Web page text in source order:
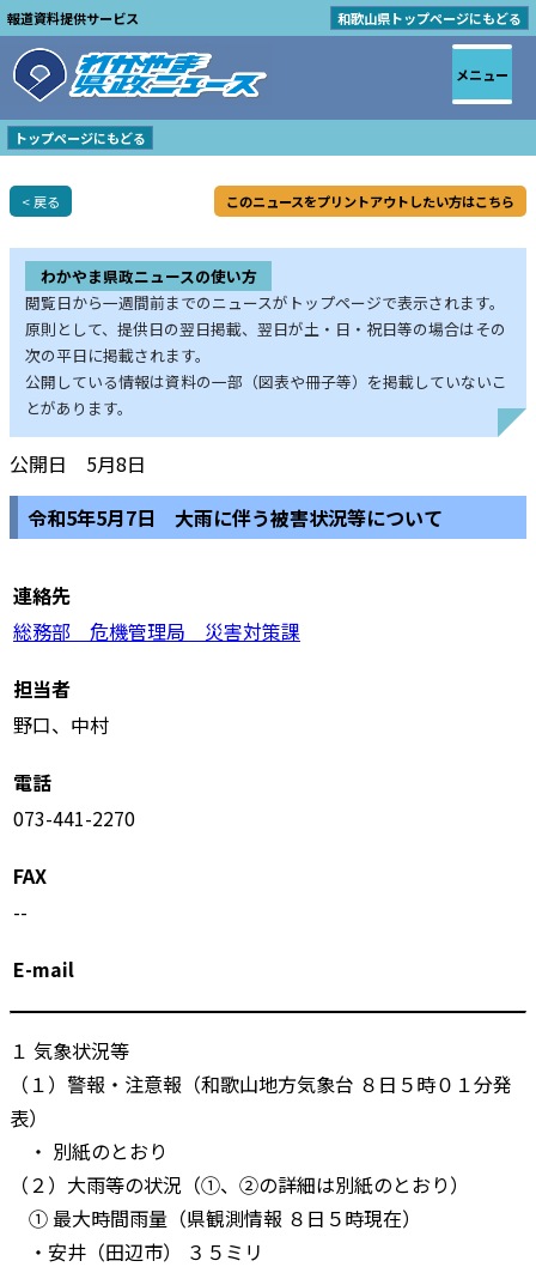
報道資料提供サービス 和歌山県トップページにもどる
トップページにもどる
< 戻る このニュースをプリントアウトしたい方はこちら
わかやま県政ニュースの使い方
閲覧日から一週間前までのニュースがトップページで表示されます。
原則として、提供日の翌日掲載、翌日が土・日・祝日等の場合はその
次の平日に掲載されます。
公開している情報は資料の一部（図表や冊子等）を掲載していないこ
とがあります。
公開日 5月8日
令和5年5月7日 大雨に伴う被害状況等について
連絡先
総務部 危機管理局 災害対策課
担当者
野口、中村
電話
073-441-2270
FAX
--
E-mail
１ 気象状況等
（１）警報・注意報（和歌山地方気象台 ８日５時０１分発
表）
・ 別紙のとおり
（２）大雨等の状況（①、②の詳細は別紙のとおり）
① 最大時間雨量（県観測情報 ８日５時現在）
・安井（田辺市） ３５ミリ
メニュー